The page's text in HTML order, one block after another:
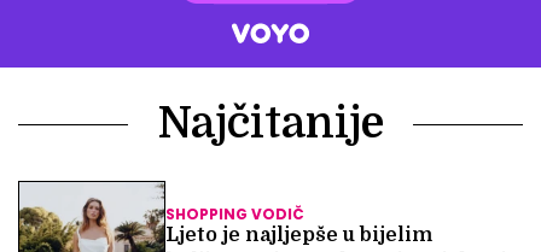
Najčitanije
SHOPPING VODIČ
Ljeto je najljepše u bijelim